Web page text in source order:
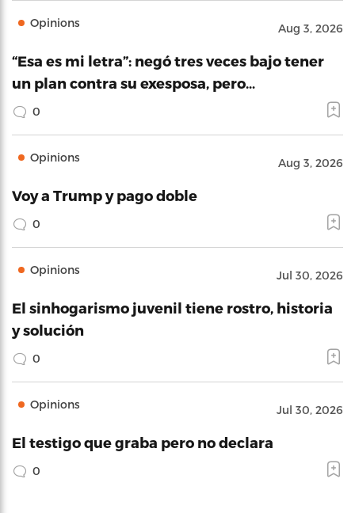
Opinions Aug 3, 2026
“Esa es mi letra”: negó tres veces bajo tener
un plan contra su exesposa, pero…
0
Opinions Aug 3, 2026
Voy a Trump y pago doble
0
Opinions Jul 30, 2026
El sinhogarismo juvenil tiene rostro, historia
y solución
0
Opinions Jul 30, 2026
El testigo que graba pero no declara
0